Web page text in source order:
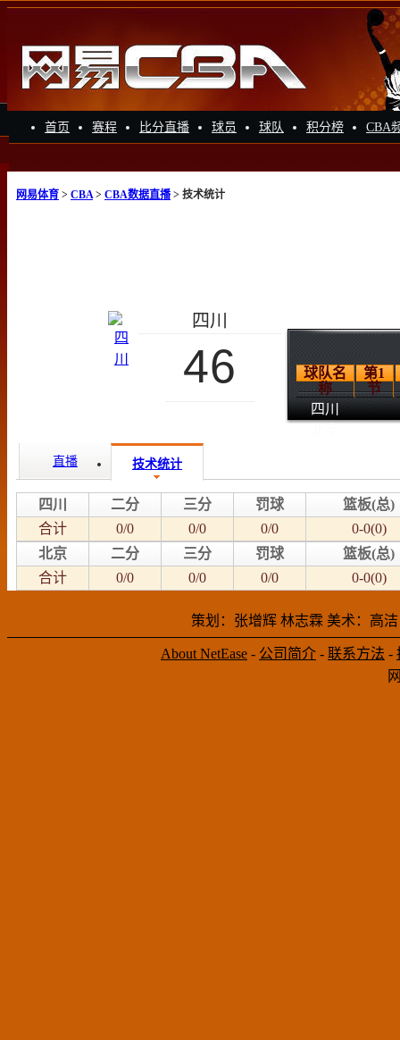
首页 赛程 比分直播 球员 球队 积分榜 CBA
网易体育 > CBA> CBA数据直播> 技术统计
四川
46
球队名
称
第1
节
四川
直播 技术统计
四川 二分 三分 罚球
篮板(总)
合计
0/0 0/0 0/0
0-0(0)
北京
二分 三分 罚球
篮板(总)
合计
0/0 0/0 0/0 0-0(0)
策划：张增辉 林志霖 美术：高
About NetEase - 公司简介 - 联系方法 -